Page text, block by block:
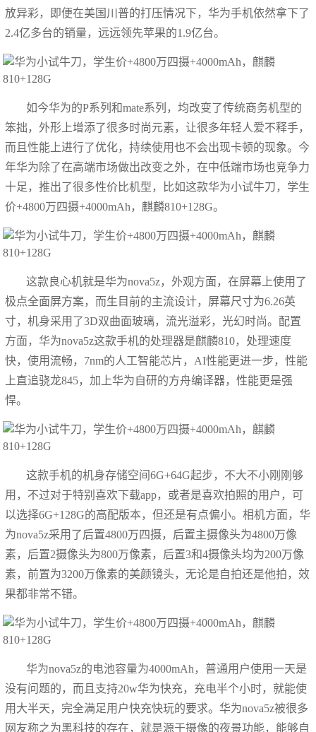
放异彩，即便在美国川普的打压情况下，华为手机依然拿下了
2.4亿多台的销量，远远领先苹果的1.9亿台。
如今华为的P系列和mate系列，均改变了传统商务机型的
笨拙，外形上增添了很多时尚元素，让很多年轻人爱不释手，
而且性能上进行了优化，持续使用也不会出现卡顿的现象。今
年华为除了在高端市场做出改变之外，在中低端市场也竞争力
十足，推出了很多性价比机型，比如这款华为小试牛刀，学生
价+4800万四摄+4000mAh，麒麟810+128G。
这款良心机就是华为nova5z，外观方面，在屏幕上使用了
极点全面屏方案，而生目前的主流设计，屏幕尺寸为6.26英
寸，机身采用了3D双曲面玻璃，流光溢彩，光幻时尚。配置
方面，华为nova5z这款手机的处理器是麒麟810，处理速度
快，使用流畅，7nm的人工智能芯片，AI性能更进一步，性能
上直追骁龙845，加上华为自研的方舟编译器，性能更是强
悍。
这款手机的机身存储空间6G+64G起步，不大不小刚刚够
用，不过对于特别喜欢下载app，或者是喜欢拍照的用户，可
以选择6G+128G的高配版本，但还是有点偏小。相机方面，华
为nova5z采用了后置4800万四摄，后置主摄像头为4800万像
素，后置2摄像头为800万像素，后置3和4摄像头均为200万像
素，前置为3200万像素的美颜镜头，无论是自拍还是他拍，效
果都非常不错。
华为nova5z的电池容量为4000mAh，普通用户使用一天是
没有问题的，而且支持20w华为快充，充电半个小时，就能使
用大半天，完全满足用户快充快玩的要求。华为nova5z被很多
网友称之为黑科技的存在，就是源于摄像的夜景功能，能够自